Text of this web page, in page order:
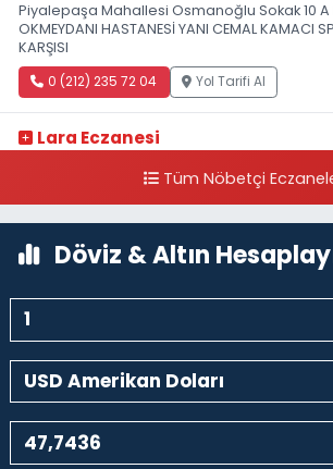
Piyalepaşa Mahallesi Osmanoğlu Sokak 10 A
OKMEYDANI HASTANESİ YANI CEMAL KAMACI
KARŞISI
0 (212) 235 72 04 Yol Tarifi Al
Lara Eczanesi
HASTANESİ KARŞISI
Tüm Nöbetçi
Döviz & Altın